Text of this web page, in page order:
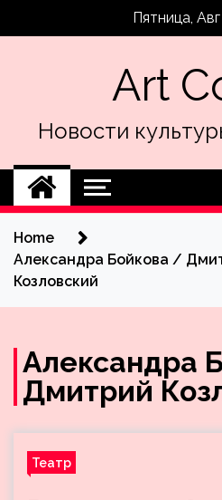
Пятница,
Art
Новости
Home
Александра Бойкова /
Козловский
Александра
Дмитрий
Театр